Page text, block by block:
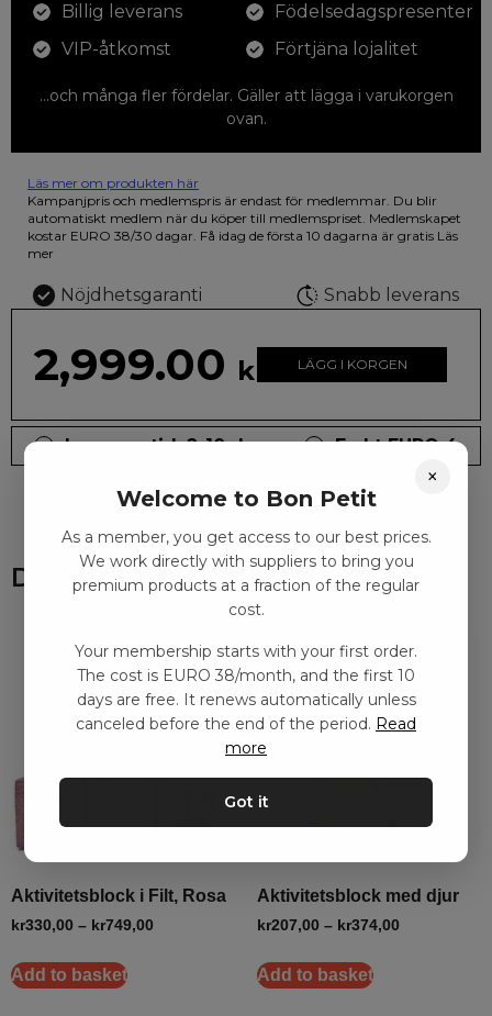
Billig leverans
VIP-åtkomst
Födelsedagspresenter
Förtjäna lojalitet
...och många fler fördelar. Gäller att lägga i varukorgen
ovan.
Läs mer om produkten här
12 färgpennor som du kan färglägga dina teckningar med. På
illustrationen på den vackra askan finns fjärilar i vilda fluorescerande
färger.
Kampanjpris och medlemspris är endast för medlemmar. Du blir
automatiskt medlem när du köper till medlemspriset. Medlemskapet
kostar EURO 38/30 dagar. Få idag de första 10 dagarna är gratis Läs
mer
Nöjdhetsgaranti Snabb leverans
2,999.00 kr LÄGG I KORGEN
Leveranstid: 2-10 dagar Frakt EURO 4
Du kanske också gillar
Aktivitetsblock i Filt, Rosa
kr330,00 – kr749,00
Add to basket
Aktivitetsblock med djur
kr207,00 – kr374,00
Add to basket
×
Welcome to Bon Petit
As a member, you get access to our best prices.
We work directly with suppliers to bring you
premium products at a fraction of the regular
cost.
Your membership starts with your first order.
The cost is EURO 38/month, and the first 10
days are free. It renews automatically unless
canceled before the end of the period. Read
more
Got it